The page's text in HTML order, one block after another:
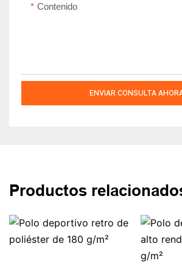
Contenido
ENVIAR CONSULTA
Productos